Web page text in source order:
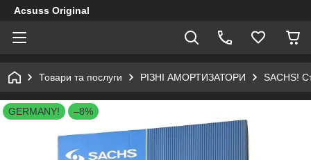
Acsuss Original
Товари та послуги РІЗНІ АМОРТИЗАТОРИ SACHS!
GERMANY! –8%